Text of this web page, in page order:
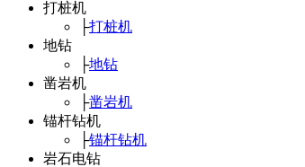
打桩机
├打桩机
地钻
├地钻
凿岩机
├凿岩机
锚杆钻机
├锚杆钻机
岩石电钻